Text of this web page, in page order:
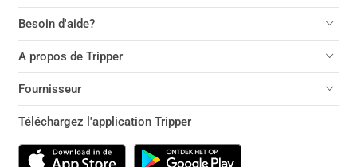
Besoin d'aide?
A propos de Tripper
Fournisseur
Téléchargez l'application Tripper